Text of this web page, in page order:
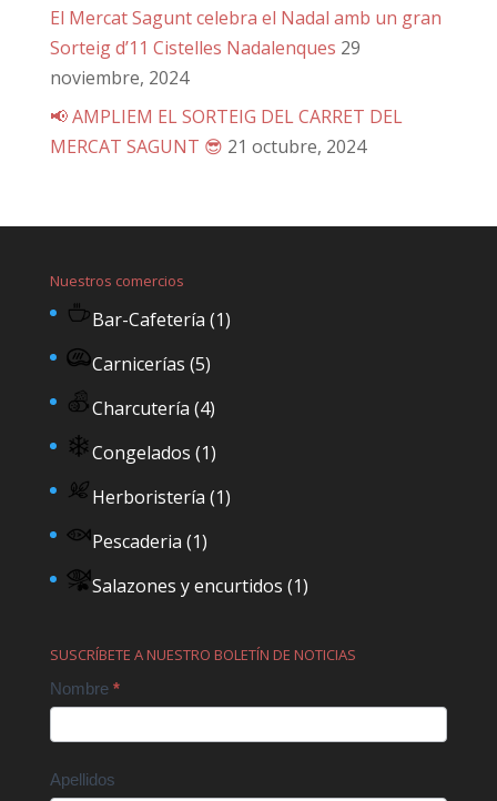
El Mercat Sagunt celebra el Nadal amb un gran
Sorteig d’11 Cistelles Nadalenques 29
noviembre, 2024
📢 AMPLIEM EL SORTEIG DEL CARRET DEL
MERCAT SAGUNT 😎 21 octubre, 2024
Nuestros comercios
Bar-Cafetería (1)
Carnicerías (5)
Charcutería (4)
Congelados (1)
Herboristería (1)
Pescaderia (1)
Salazones y encurtidos (1)
SUSCRÍBETE A NUESTRO BOLETÍN DE NOTICIAS
Contact
Nombre *
Apellidos